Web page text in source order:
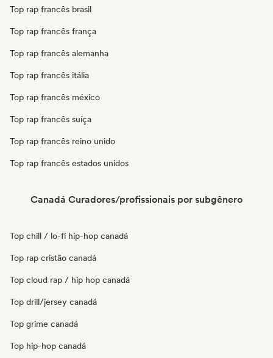
Top rap francês brasil
Top rap francês frança
Top rap francês alemanha
Top rap francês itália
Top rap francês méxico
Top rap francês suíça
Top rap francês reino unido
Top rap francês estados unidos
Canadá Curadores/profissionais por subgênero
Top chill / lo-fi hip-hop canadá
Top rap cristão canadá
Top cloud rap / hip hop canadá
Top drill/jersey canadá
Top grime canadá
Top hip-hop canadá